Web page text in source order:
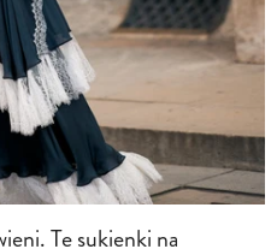
Te sukienki na